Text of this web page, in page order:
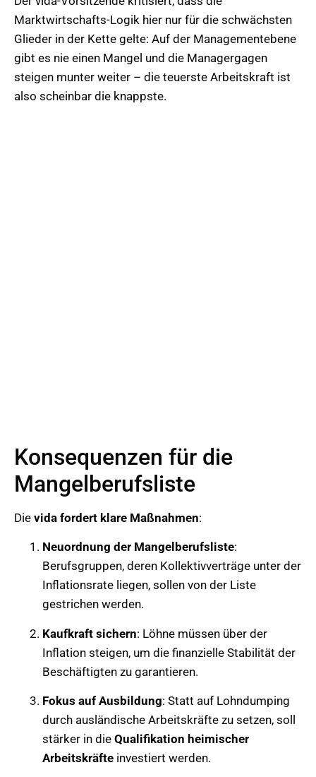
Marktwirtschafts-Logik hier nur für die schwächsten
Glieder in der Kette gelte: Auf der Managementebene
gibt es nie einen Mangel und die Managergagen
steigen munter weiter – die teuerste Arbeitskraft ist
also scheinbar die knappste.
Konsequenzen für die
Mangelberufsliste
Die vida fordert klare Maßnahmen:
Neuordnung der Mangelberufsliste:
Berufsgruppen, deren Kollektivverträge unter der
Inflationsrate liegen, sollen von der Liste
gestrichen werden.
Kaufkraft sichern: Löhne müssen über der
Inflation steigen, um die finanzielle Stabilität der
Beschäftigten zu garantieren.
Fokus auf Ausbildung: Statt auf Lohndumping
durch ausländische Arbeitskräfte zu setzen, soll
stärker in die Qualifikation heimischer
Arbeitskräfte investiert werden.